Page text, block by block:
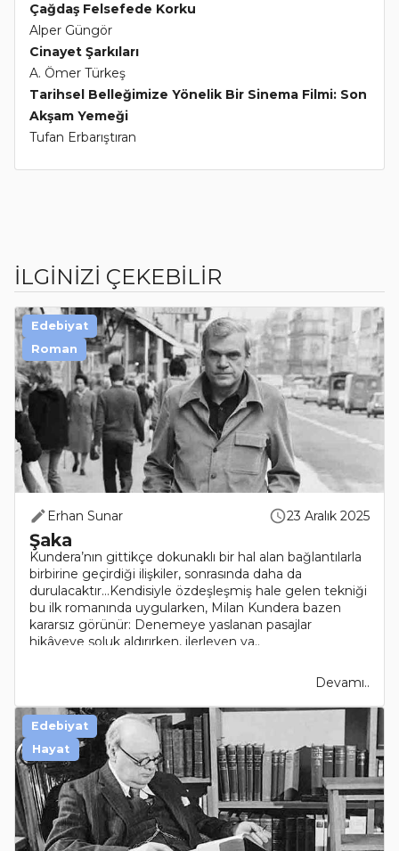
Çağdaş Felsefede Korku
Alper Güngör
Cinayet Şarkıları
A. Ömer Türkeş
Tarihsel Belleğimize Yönelik Bir Sinema Filmi: Son
Akşam Yemeği
Tufan Erbarıştıran
İLGİNİZİ ÇEKEBİLİR
Erhan Sunar 23 Aralık 2025
Şaka
Kundera’nın gittikçe dokunaklı bir hal alan bağlantılarla
birbirine geçirdiği ilişkiler, sonrasında daha da
durulacaktır…Kendisiyle özdeşleşmiş hale gelen tekniği
bu ilk romanında uygularken, Milan Kundera bazen
kararsız görünür: Denemeye yaslanan pasajlar
hikâyeye soluk aldırırken, ilerleyen ya..
Devamı..
Edebiyat
Roman
Edebiyat
Hayat